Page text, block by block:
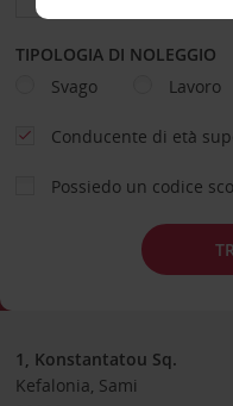
TIPOLOGIA DI NOLEGGIO
Svago
Lavoro
Conducente di età
Possiedo un codice
1, Konstantatou Sq.
Kefalonia, Sami